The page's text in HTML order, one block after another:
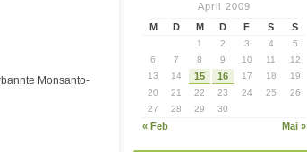
Monsanto-
April 2009
M
D M D F S S
« Feb Mai »
1 2 3 4
5
6
7 8 9 10 11
12
13
14 15 16 17 18
19
20
21 22 23 24 25
26
27
28 29 30